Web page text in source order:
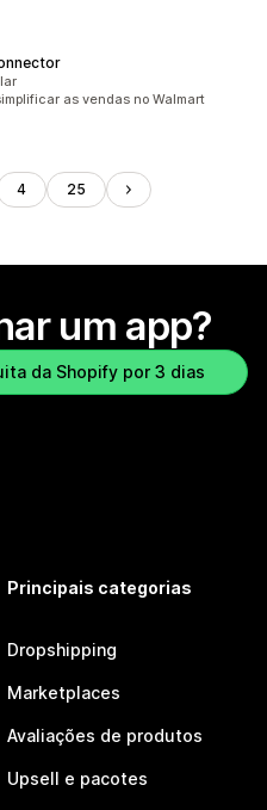
as vendas no Walmart
4 25
um app?
da Shopify por 3 dias
Principais categorias
Dropshipping
Marketplaces
Avaliações de produtos
Upsell e pacotes